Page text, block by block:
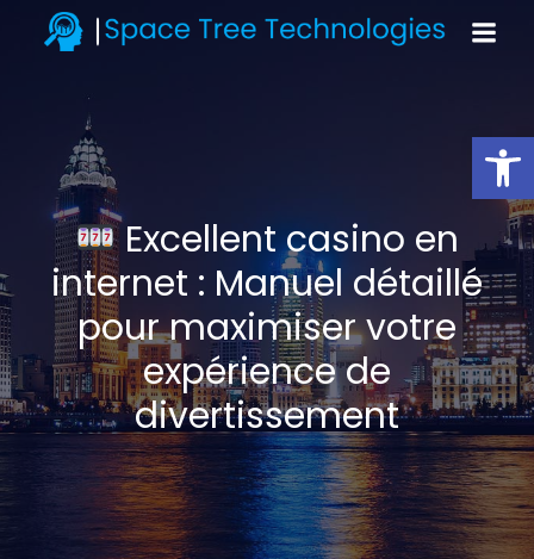
Open toolbar
Excellent casino en
internet : Manuel détaillé
pour maximiser votre
expérience de
divertissement